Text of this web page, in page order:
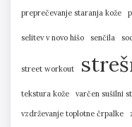
preprečevanje staranja kože
selitev v novo hišo senčila
street workout
tekstura kože varčen sušilni
vzdrževanje toplotne črpalke